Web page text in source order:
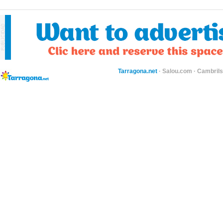
Tarragona.net · Salou.com ·